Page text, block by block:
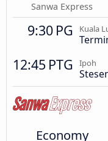
Sanwa Express
9:30 PG Kuala
12:45 PTG Ipoh
Economy